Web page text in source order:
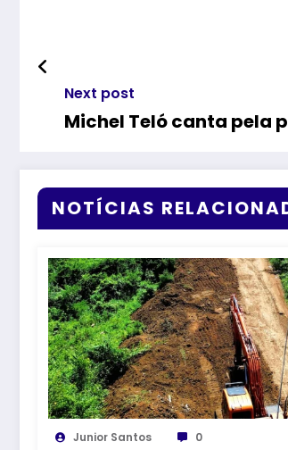
Next post
Michel Teló canta pela
NOTÍCIAS
Junior Santos 0